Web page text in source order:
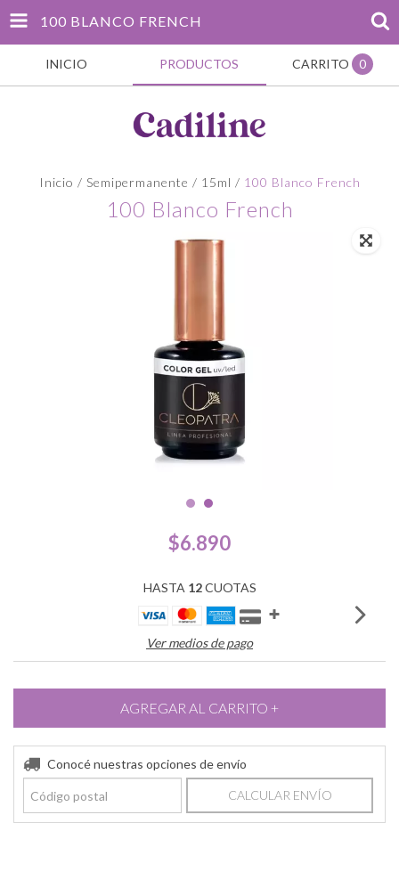
100 BLANCO FRENCH
INICIO PRODUCTOS CARRITO 0
Inicio / Semipermanente / 15ml / 100 Blanco French
100 Blanco French
$6.890
HASTA 12CUOTAS
Ver medios de pago
Conocé nuestras opciones de envío
CALCULAR ENVÍO